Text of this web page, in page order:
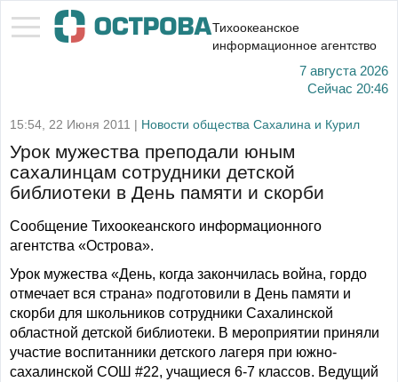
Тихоокеанское
информационное агентство
7 августа 2026
Сейчас 20:46
15:54, 22 Июня 2011 | Новости общества Сахалина и Курил
Урок мужества преподали юным
сахалинцам сотрудники детской
библиотеки в День памяти и скорби
Сообщение Тихоокеанского информационного
агентства «Острова».
Урок мужества «День, когда закончилась война, гордо
отмечает вся страна» подготовили в День памяти и
скорби для школьников сотрудники Сахалинской
областной детской библиотеки. В мероприятии приняли
участие воспитанники детского лагеря при южно-
сахалинской СОШ #22, учащиеся 6-7 классов. Ведущий